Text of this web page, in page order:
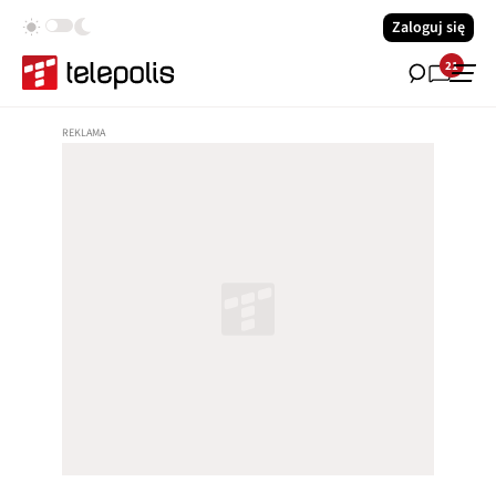
Zaloguj się
21